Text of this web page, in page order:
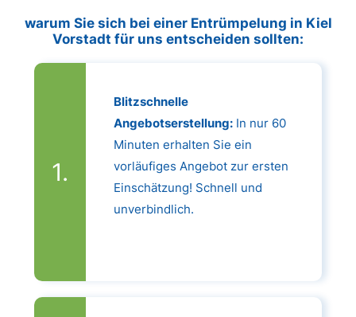
warum Sie sich bei einer Entrümpelung in Kiel
Vorstadt für uns entscheiden sollten:
Blitzschnelle
Angebotserstellung:In nur 60
Minuten erhalten Sie ein
vorläufiges Angebot zur ersten
Einschätzung! Schnell und
unverbindlich.